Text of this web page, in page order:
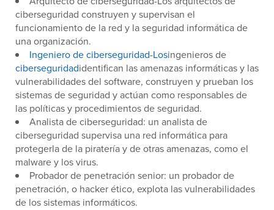
ciberseguridad construyen y supervisan el
funcionamiento de la red y la seguridad informática de
una organización.
Ingeniero de ciberseguridad-Losingenieros de
ciberseguridadidentifican las amenazas informáticas y las
vulnerabilidades del software, construyen y prueban los
sistemas de seguridad y actúan como responsables de
las políticas y procedimientos de seguridad.
Analista de ciberseguridad: un analista de
ciberseguridad supervisa una red informática para
protegerla de la piratería y de otras amenazas, como el
malware y los virus.
Probador de penetración senior: un probador de
penetración, o hacker ético, explota las vulnerabilidades
de los sistemas informáticos.